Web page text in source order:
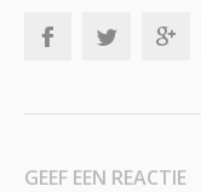
GEEF EEN REACTIE